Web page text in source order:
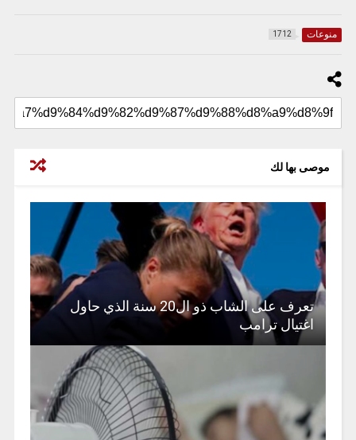
منوعات 1712
موصى بها لك
تعرف على الشاب ذو ال20 سنة الذي حاول
اغتيال ترامب